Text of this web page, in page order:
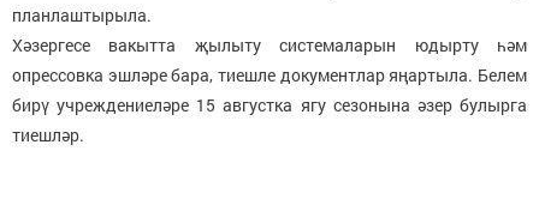
планлаштырыла.
Хәзергесе вакытта җылыту системаларын юдырту һәм
опрессовка эшләре бара, тиешле документлар яңартыла. Белем
бирү учреждениеләре 15 августка ягу сезонына әзер булырга
тиешләр.